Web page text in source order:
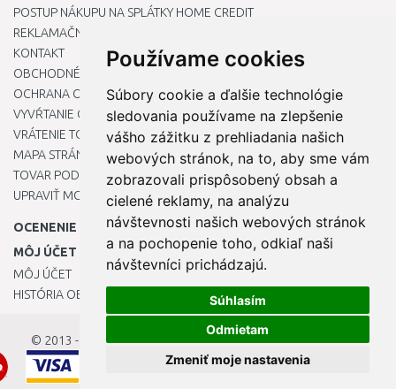
Používame cookies
Súbory cookie a ďalšie technológie
sledovania používame na zlepšenie
vášho zážitku z prehliadania našich
webových stránok, na to, aby sme vám
zobrazovali prispôsobený obsah a
cielené reklamy, na analýzu
návštevnosti našich webových stránok
a na pochopenie toho, odkiaľ naši
návštevníci prichádzajú.
Súhlasím
Odmietam
Zmeniť moje nastavenia
POSTUP NÁKUPU NA SPLÁTKY HOME CREDIT
REKLAMAČNÝ PORIADOK
KONTAKT
OBCHODNÉ PODMIENKY
OCHRANA OSOBNÝCH ÚDAJOV
VYVŔTANIE OTVORU DO DREZU PRE KUCHYNSKÚ BATÉRIU
VRÁTENIE TOVARU / REKLAMÁCIE
MAPA STRÁNOK
TOVAR PODĽA ZNAČIEK
UPRAVIŤ MOJE PREDVOĽBY COOKIES
OCENENIE
MÔJ ÚČET
MÔJ ÚČET
HISTÓRIA OBJEDNÁVOK
© 2013 - 2026OKmarket.sk